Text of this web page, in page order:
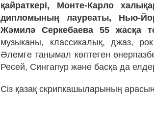
қайраткері, Монте-Карло
дипломының лауреаты, Нью-
Жәмилә Серкебаева 55 жасқа
музыканы, классикалық, джаз,
Әлемге танымал көптеген
Ресей, Сингапур және басқа да
Сіз қазақ скрипкашыларының